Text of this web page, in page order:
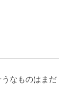
なものはまだ